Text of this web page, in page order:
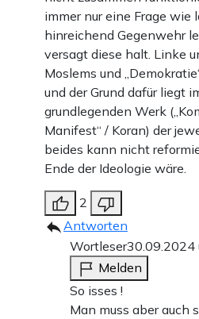
immer nur eine Frage wie
hinreichend Gegenwehr
versagt diese halt. Linke
Moslems und
und der Grund dafür liegt
grundlegenden Werk
Manifest“ / Koran) der
beides kann nicht
Ende der Ideologie wäre.
2
Antworten
Wortleser30.09.2024
Melden
So isses !
Man muss aber auch